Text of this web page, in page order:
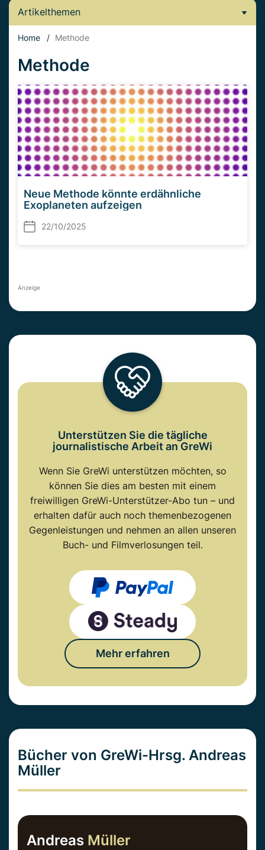
Artikelthemen
Home / Methode
Methode
Neue Methode könnte erdähnliche
Exoplaneten aufzeigen
22/10/2025
Anzeige
Unterstützen Sie die tägliche
journalistische Arbeit an GreWi
Wenn Sie GreWi unterstützen möchten, so
können Sie dies am besten mit einem
freiwilligen GreWi-Unterstützer-Abo tun – und
erhalten dafür auch noch themenbezogenen
Gegenleistungen und nehmen an allen unseren
Buch- und Filmverlosungen teil.
Mehr erfahren
Bücher von GreWi-Hrsg. Andreas
Müller
Andreas Müller